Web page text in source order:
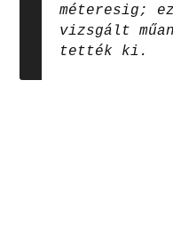
méteresig;
vizsgált
tették ki.